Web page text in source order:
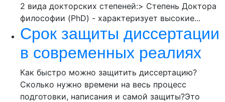
2 вида докторских степеней:> Степень Доктора
философии (PhD) - характеризует высокие...
Срок защиты диссертации
в современных реалиях
Как быстро можно защитить диссертацию?
Сколько нужно времени на весь процесс
подготовки, написания и самой защиты?Это